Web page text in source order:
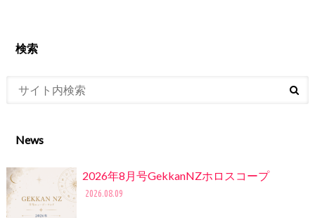
検索
News
2026年8月号GekkanNZホロスコープ
2026.08.09